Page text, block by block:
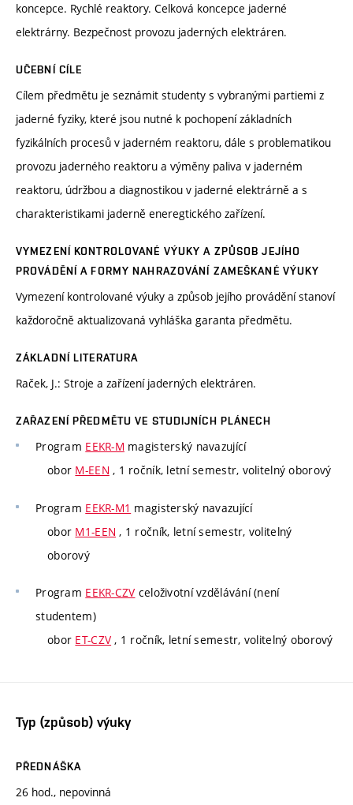
koncepce. Rychlé reaktory. Celková koncepce jaderné
elektrárny. Bezpečnost provozu jaderných elektráren.
UČEBNÍ CÍLE
Cílem předmětu je seznámit studenty s vybranými partiemi z
jaderné fyziky, které jsou nutné k pochopení základních
fyzikálních procesů v jaderném reaktoru, dále s problematikou
provozu jaderného reaktoru a výměny paliva v jaderném
reaktoru, údržbou a diagnostikou v jaderné elektrárně a s
charakteristikami jaderně eneregtického zařízení.
VYMEZENÍ KONTROLOVANÉ VÝUKY A ZPŮSOB JEJÍHO
PROVÁDĚNÍ A FORMY NAHRAZOVÁNÍ ZAMEŠKANÉ VÝUKY
Vymezení kontrolované výuky a způsob jejího provádění stanoví
každoročně aktualizovaná vyhláška garanta předmětu.
ZÁKLADNÍ LITERATURA
Raček, J.: Stroje a zařízení jaderných elektráren.
ZAŘAZENÍ PŘEDMĚTU VE STUDIJNÍCH PLÁNECH
Program EEKR-M magisterský navazující
obor M-EEN , 1 ročník, letní semestr, volitelný oborový
Program EEKR-M1 magisterský navazující
obor M1-EEN , 1 ročník, letní semestr, volitelný
oborový
Program EEKR-CZV celoživotní vzdělávání (není
studentem)
obor ET-CZV , 1 ročník, letní semestr, volitelný oborový
Typ (způsob) výuky
PŘEDNÁŠKA
26 hod., nepovinná